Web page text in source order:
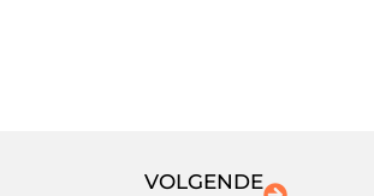
VOLGENDE